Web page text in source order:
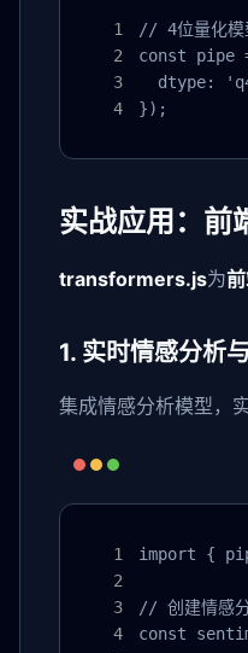
// 4位量化模
const pipe
dtype:
});
实战应用：前
transformers.js为
1. 实时情感分析
集成情感分析模型，
import {
// 创建情感
const